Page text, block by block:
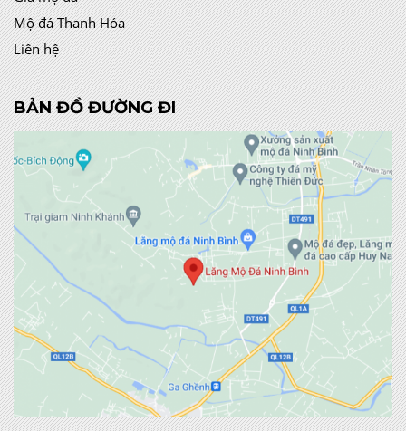
Mộ đá Thanh Hóa
Liên hệ
BẢN ĐỒ ĐƯỜNG ĐI